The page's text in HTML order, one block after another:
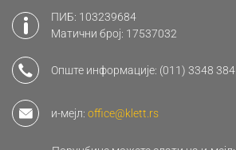
ПИБ: 103239684
Матични број: 17537032
Опште информације: (011) 3348 384
и-мејл: office@klett.rs